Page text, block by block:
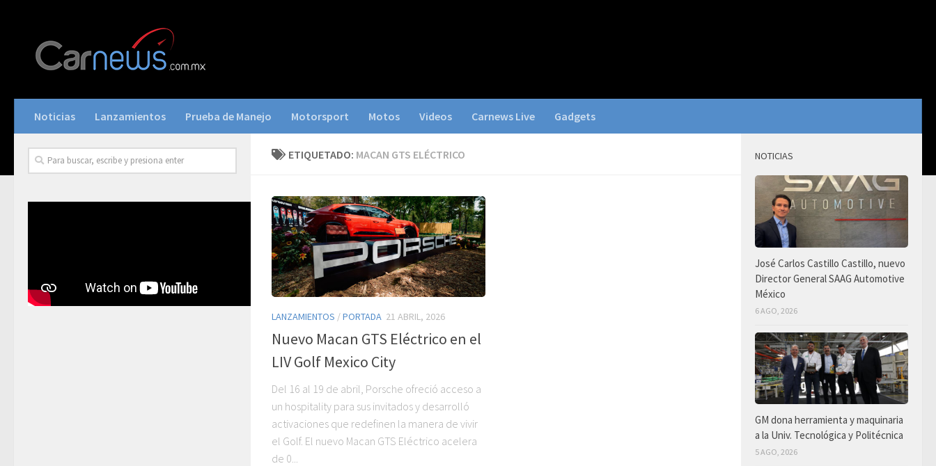
Noticias Lanzamientos Prueba de Manejo Motorsport Motos Videos Carnews Live Gadgets
ETIQUETADO: MACAN GTS ELÉCTRICO
LANZAMIENTOS /PORTADA 21 ABRIL, 2026
Nuevo Macan GTS Eléctrico en el
LIV Golf Mexico City
Del 16 al 19 de abril, Porsche ofreció acceso a
un hospitality para sus invitados y desarrolló
activaciones que redefinen la manera de vivir
el Golf. El nuevo Macan GTS Eléctrico acelera
de 0...
NOTICIAS
José Carlos Castillo Castillo, nuevo
Director General SAAG Automotive
México
6 AGO, 2026
GM dona herramienta y maquinaria
a la Univ. Tecnológica y Politécnica
5 AGO, 2026